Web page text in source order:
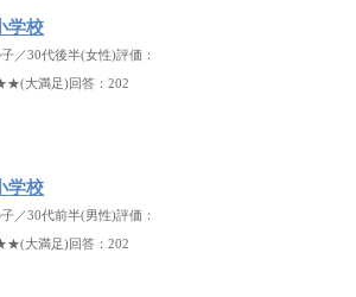
学校
／30代後半(女性)評価：
大満足)回答：202
学校
／30代前半(男性)評価：
大満足)回答：202